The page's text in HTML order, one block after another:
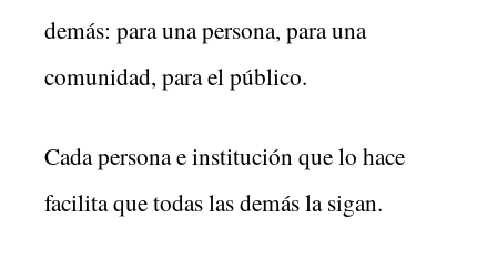
demás: para una persona, para una
comunidad, para el público.
Cada persona e institución que lo hace
facilita que todas las demás la sigan.